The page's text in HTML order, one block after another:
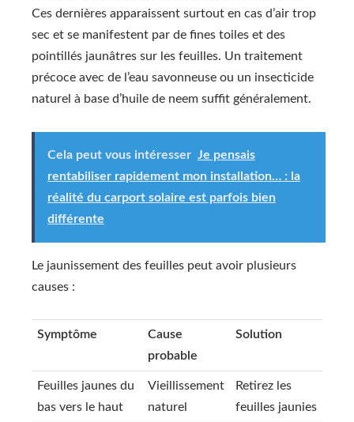
Ces dernières apparaissent surtout en cas d’air trop
sec et se manifestent par de fines toiles et des
pointillés jaunâtres sur les feuilles. Un traitement
précoce avec de l’eau savonneuse ou un insecticide
naturel à base d’huile de neem suffit généralement.
Cela peut vous intéresser Je pensais
rentabiliser rapidement mon installation… : la
réalité du carport solaire est parfois bien
différente
Le jaunissement des feuilles peut avoir plusieurs
causes :
Symptôme
Cause
probable
Solution
Feuilles jaunes du
bas vers le haut
Vieillissement
naturel
Retirez les
feuilles jaunies